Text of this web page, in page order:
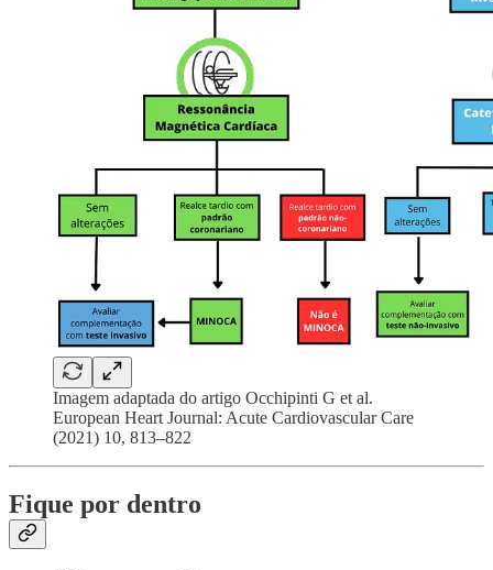
Imagem adaptada do artigo Occhipinti G et al.
European Heart Journal: Acute Cardiovascular Care
(2021) 10, 813–822
Fique por dentro